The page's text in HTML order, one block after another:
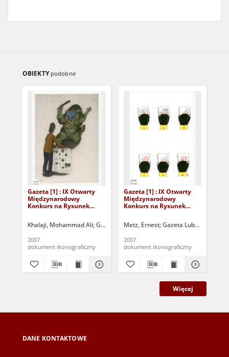
OBIEKTY podobne
Gazeta [1] : IX Otwarty
Międzynarodowy
Konkurs na Rysunek
Khalaji, Mohammad Ali Gazeta Lubuska (Zielona Góra) Kożuchowski
2007
dokument ikonograficzny
Gazeta [1] : IX Otwarty
Międzynarodowy
Konkurs na Rysunek
Metz, Ernest Gazeta Lubuska
2007
dokument ikonograficzny
Więcej
DANE KONTAKTOWE